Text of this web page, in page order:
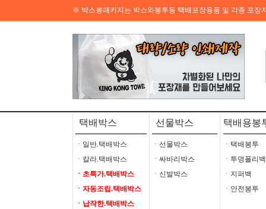
※ 박스봉패키지는 박스와봉투등 택배포장용품 및 각종 포장
택배박스
ㆍ일반.택배박스
ㆍ칼라.택배박스
ㆍ초특가.택배박스
ㆍ자동조립.택배박스
ㆍ납작한.택배박스
선물박스
ㆍ선물박스
ㆍ싸바리박스
ㆍ신발박스
택배용봉
ㆍ택배봉투
ㆍ투명폴리백
ㆍ지퍼백
ㆍ안전봉투